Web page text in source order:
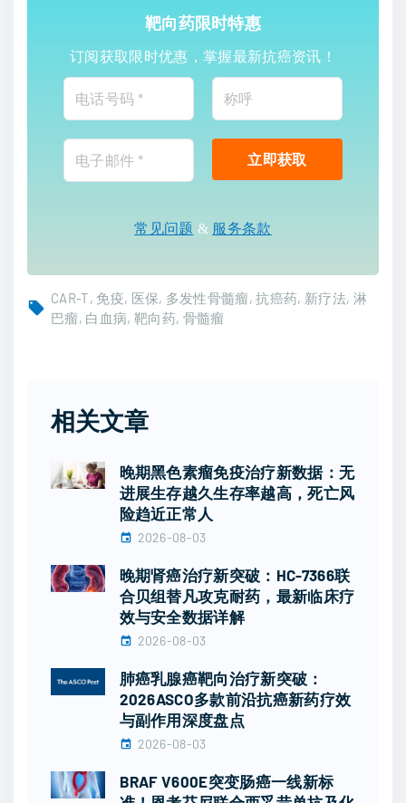
靶向药限时特惠
订阅获取限时优惠，掌握最新抗癌资讯！
常见问题 & 服务条款
CAR-T 免疫 医保 多发性骨髓瘤 抗癌药 新疗法 淋
巴瘤 白血病 靶向药 骨髓瘤
相关文章
晚期黑色素瘤免疫治疗新数据：无
进展生存越久生存率越高，死亡风
险趋近正常人
2026-08-03
晚期肾癌治疗新突破：HC-7366联
合贝组替凡攻克耐药，最新临床疗
效与安全数据详解
2026-08-03
肺癌乳腺癌靶向治疗新突破：
2026ASCO多款前沿抗癌新药疗效
与副作用深度盘点
2026-08-03
BRAF V600E突变肠癌一线新标